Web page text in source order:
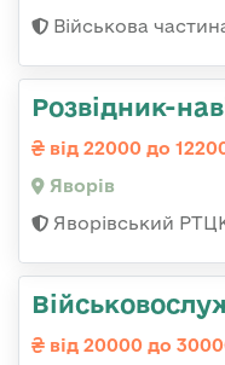
Військова
Розвідник-
від 22000 до
Яворів
Яворівський
від 20000 до